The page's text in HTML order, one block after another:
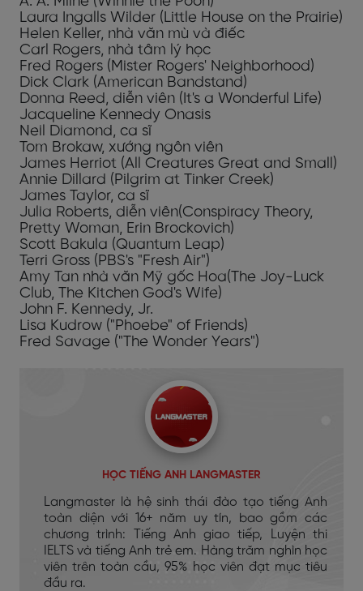
Laura Ingalls Wilder (Little House on the Prairie)
Helen Keller, nhà văn mù và điếc
Carl Rogers, nhà tâm lý học
Fred Rogers (Mister Rogers' Neighborhood)
Dick Clark (American Bandstand)
Donna Reed, diễn viên (It's a Wonderful Life)
Jacqueline Kennedy Onasis
Neil Diamond, ca sĩ
Tom Brokaw, xướng ngôn viên
James Herriot (All Creatures Great and Small)
Annie Dillard (Pilgrim at Tinker Creek)
James Taylor, ca sĩ
Julia Roberts, diễn viên(Conspiracy Theory,
Pretty Woman, Erin Brockovich)
Scott Bakula (Quantum Leap)
Terri Gross (PBS's "Fresh Air")
Amy Tan nhà văn Mỹ gốc Hoa(The Joy-Luck
Club, The Kitchen God's Wife)
John F. Kennedy, Jr.
Lisa Kudrow ("Phoebe" of Friends)
Fred Savage ("The Wonder Years")
HỌC TIẾNG ANH LANGMASTER
Langmaster là hệ sinh thái đào tạo tiếng Anh
toàn diện với 16+ năm uy tín, bao gồm các
chương trình: Tiếng Anh giao tiếp, Luyện thi
IELTS và tiếng Anh trẻ em. Hàng trăm nghìn học
viên trên toàn cầu, 95% học viên đạt mục tiêu
đầu ra.